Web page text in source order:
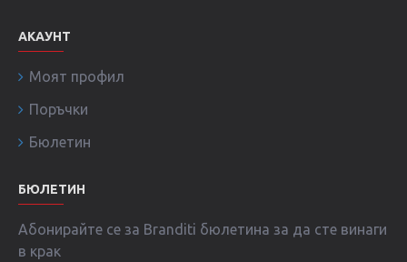
АКАУНТ
Моят профил
Поръчки
Бюлетин
БЮЛЕТИН
Абонирайте се за Branditi бюлетина за да сте винаги
в крак